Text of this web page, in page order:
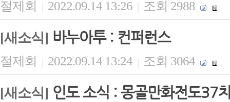
절제회 | 2022.09.14 13:26 | 조회 2988
[새소식] 바누아투 : 컨퍼런스
절제회 | 2022.09.14 13:24 | 조회 3064
[새소식] 인도 소식 : 몽골만화전도37